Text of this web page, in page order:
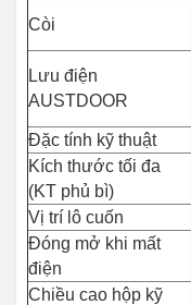
Còi
Lưu điện
AUSTDOOR
Đặc tính kỹ thuật
Kích thước tối đa
(KT phủ bì)
Vị trí lô cuốn
Đóng mở khi mất
điện
Chiều cao hộp kỹ